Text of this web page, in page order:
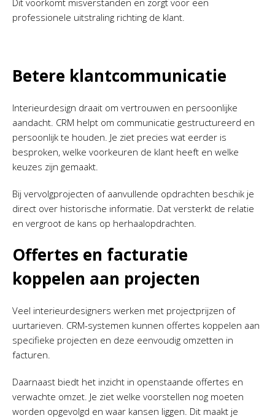
Dit voorkomt misverstanden en zorgt voor een
professionele uitstraling richting de klant.
Betere klantcommunicatie
Interieurdesign draait om vertrouwen en persoonlijke
aandacht. CRM helpt om communicatie gestructureerd en
persoonlijk te houden. Je ziet precies wat eerder is
besproken, welke voorkeuren de klant heeft en welke
keuzes zijn gemaakt.
Bij vervolgprojecten of aanvullende opdrachten beschik je
direct over historische informatie. Dat versterkt de relatie
en vergroot de kans op herhaalopdrachten.
Offertes en facturatie
koppelen aan projecten
Veel interieurdesigners werken met projectprijzen of
uurtarieven. CRM-systemen kunnen offertes koppelen aan
specifieke projecten en deze eenvoudig omzetten in
facturen.
Daarnaast biedt het inzicht in openstaande offertes en
verwachte omzet. Je ziet welke voorstellen nog moeten
worden opgevolgd en waar kansen liggen. Dit maakt je